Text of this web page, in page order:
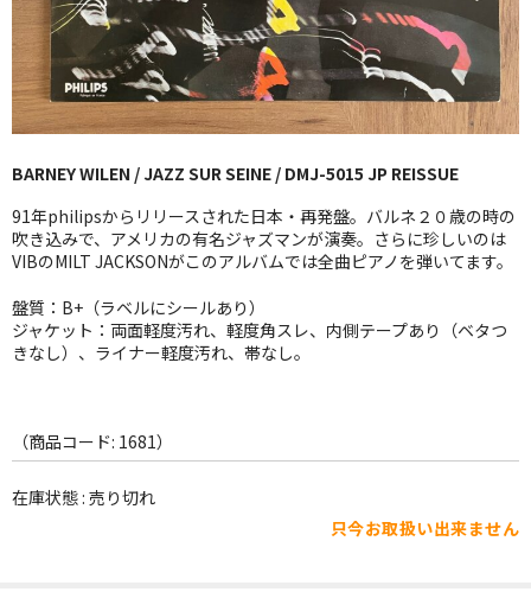
全商品
JAZZ-US
BLUE NOTE
JAZZ-EU
JAZZ-JP
J-POP
FOLK,SSW
BARNEY WILEN / JAZZ SUR SEINE / DMJ-5015 JP REISSUE
91年philipsからリリースされた日本・再発盤。バルネ２０歳の時の
吹き込みで、アメリカの有名ジャズマンが演奏。さらに珍しいのは
VIBのMILT JACKSONがこのアルバムでは全曲ピアノを弾いてます。
盤質：B+（ラベルにシールあり）
ジャケット：両面軽度汚れ、軽度角スレ、内側テープあり（ベタつ
きなし）、ライナー軽度汚れ、帯なし。
（商品コード: 1681）
在庫状態 : 売り切れ
只今お取扱い出来ません